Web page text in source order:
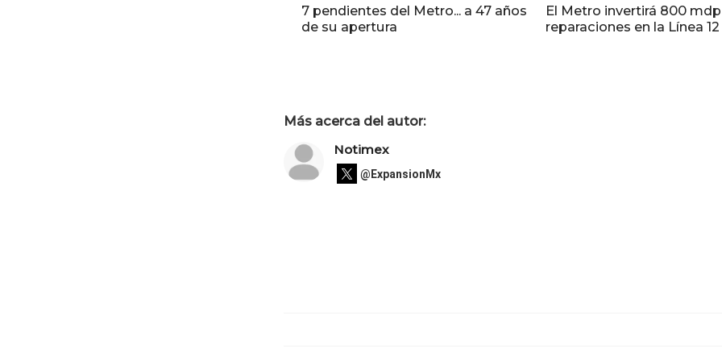
7 pendientes del Metro... a 47 años
de su apertura
El Metro invertirá 800
reparaciones en la Línea 12
Más acerca del autor:
Notimex
@ExpansionMx